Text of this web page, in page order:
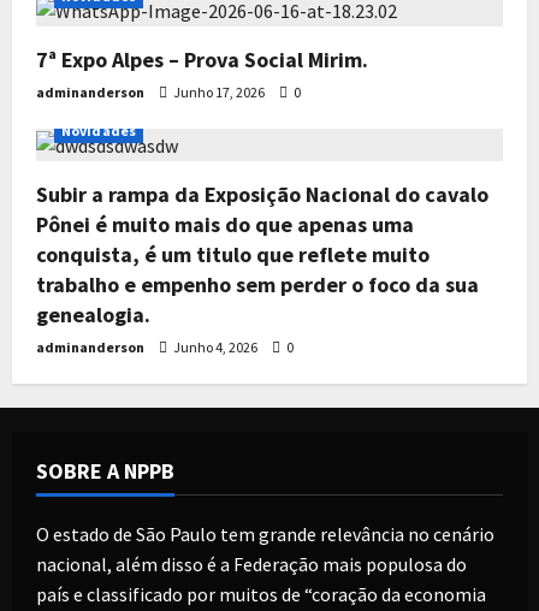
7ª Expo Alpes – Prova Social Mirim.
adminanderson Junho 17, 2026 0
Todos os Leilões Destaque Exclusivo
Novidades
Subir a rampa da Exposição Nacional do cavalo
Pônei é muito mais do que apenas uma
conquista, é um titulo que reflete muito
trabalho e empenho sem perder o foco da sua
genealogia.
adminanderson Junho 4, 2026 0
SOBRE A NPPB
O estado de São Paulo tem grande relevância no cenário
nacional, além disso é a Federação mais populosa do
país e classificado por muitos de “coração da economia